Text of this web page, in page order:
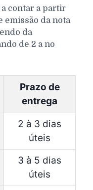
contar a partir
emissão da nota
da
de 2 a no
Prazo de
entrega
2 à 3 dias
úteis
3 à 5 dias
úteis